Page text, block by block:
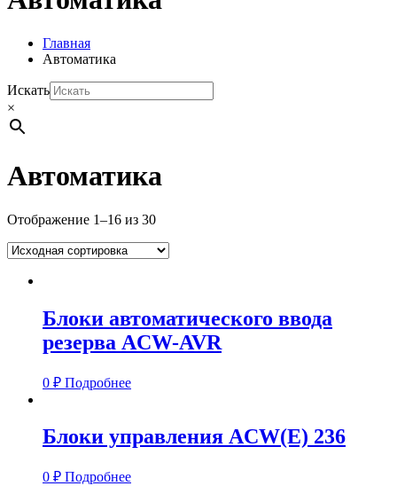
Главная
Автоматика
Искать
×
Автоматика
Отображение 1–16 из 30
Блоки автоматического ввода
резерва ACW-AVR
0 ₽ Подробнее
Блоки управления ACW(E) 236
0 ₽ Подробнее